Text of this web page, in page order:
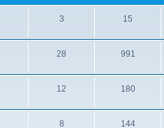
3 15
28 991
12 180
8 144